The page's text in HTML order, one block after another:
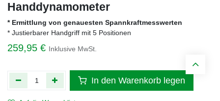
Handdynamometer
* Ermittlung von genauesten Spannkraftmesswerten
* Justierbarer Handgriff mit 5 Positionen
259,95 € Inklusive MwSt.
In den Warenkorb legen